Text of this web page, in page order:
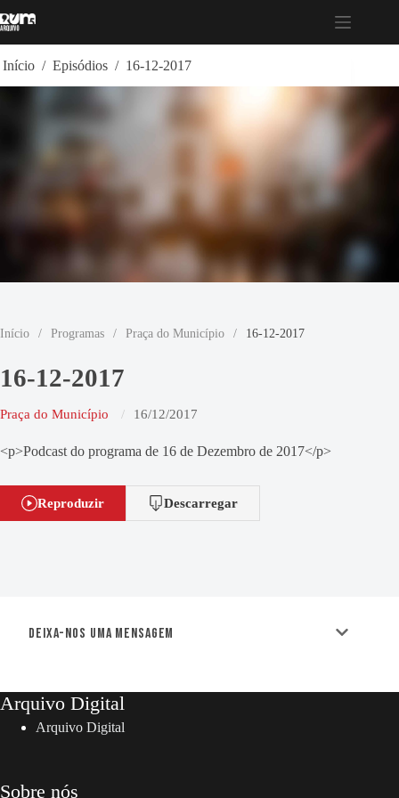
para
Início / Episódios / 16-12-2017
Início / Programas / Praça do Município / 16-12-2017
16-12-2017
Praça do Município 16/12/2017
<p>Podcast do programa de 16 de Dezembro de 2017</p>
Reproduzir Descarregar
Deixa-nos uma mensagem
Arquivo Digital
Arquivo Digital
Sobre nós